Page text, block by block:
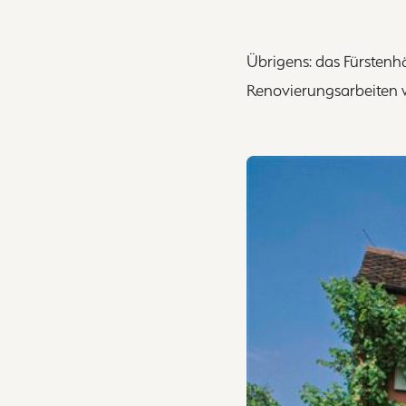
Übrigens: das
Renovierungsarbeiten